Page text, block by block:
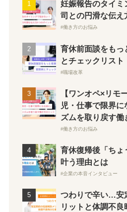
妊娠報告のタイミ
司との円滑な伝え
働き方のお悩み
育休前面談をもっ
とチェックリスト
職場改革
【ワンオペ×リモ
児・仕事で限界に
ズムを取り戻す働
働き方のお悩み
育休復帰後「ちょ
叶う理由とは
企業の本音インタビュー
つわりで辛い…安
リットと体調不